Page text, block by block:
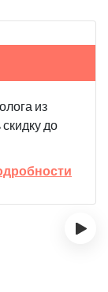
из
до
›